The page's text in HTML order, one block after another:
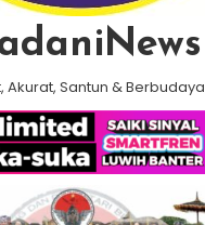
Akurat, Santun & Berbudaya